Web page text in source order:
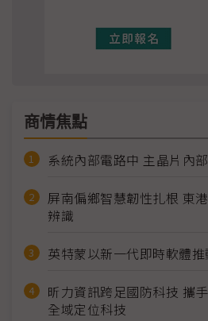
商情焦點
系統內部電路中 主晶片內
屏南偏鄉智慧韌性扎根 東
辨識
英特蒙以新一代即時軟體
昕力資訊跨足國防科技 攜
全域定位科技